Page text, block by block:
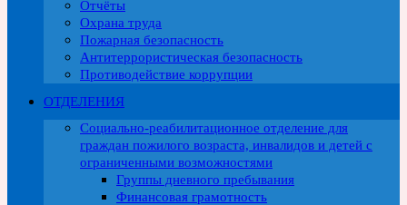
Отчёты
Охрана труда
Пожарная безопасность
Антитеррористическая безопасность
Противодействие коррупции
ОТДЕЛЕНИЯ
Социально-реабилитационное отделение для
граждан пожилого возраста, инвалидов и детей с
ограниченными возможностями
Группы дневного пребывания
Финансовая грамотность